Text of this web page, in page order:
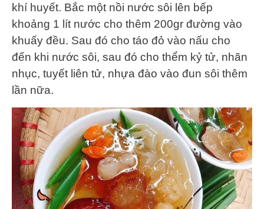
khí huyết. Bắc một nồi nước sôi lên bếp
khoảng 1 lít nước cho thêm 200gr đường vào
khuấy đều. Sau đó cho táo đỏ vào nấu cho
đến khi nước sôi, sau đó cho thểm kỷ tử, nhãn
nhục, tuyết liên tử, nhựa đào vào đun sôi thêm
lần nữa.